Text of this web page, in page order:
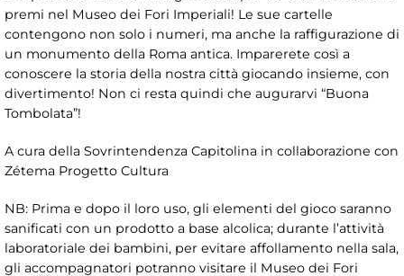
premi nel Museo dei Fori Imperiali! Le sue cartelle
contengono non solo i numeri, ma anche la raffigurazione di
un monumento della Roma antica. Imparerete così a
conoscere la storia della nostra città giocando insieme, con
divertimento! Non ci resta quindi che augurarvi “Buona
Tombolata”!
A cura della Sovrintendenza Capitolina in collaborazione con
Zétema Progetto Cultura
NB: Prima e dopo il loro uso, gli elementi del gioco saranno
sanificati con un prodotto a base alcolica; durante l’attività
laboratoriale dei bambini, per evitare affollamento nella sala,
gli accompagnatori potranno visitare il Museo dei Fori